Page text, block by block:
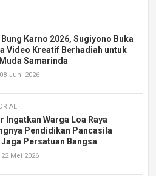
Bung Karno 2026, Sugiyono Buka
Video Kreatif Berhadiah untuk
Samarinda
Juni 2026
Ingatkan Warga Loa Raya
Pendidikan Pancasila
Persatuan Bangsa
Mei 2026